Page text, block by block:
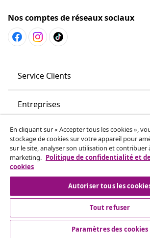
Nos comptes de réseaux sociaux
Service Clients
Entreprises
vidaXL
More content links
En cliquant sur « Accepter tous les cookies »,
stockage de cookies sur votre appareil pour
sur le site, analyser son utilisation et contribuer
marketing. Politique de confidentialité et
cookies
Autoriser tous les
Tout refuser
Paramètres des cookies